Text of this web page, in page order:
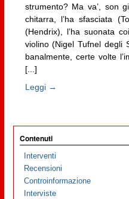
strumento? Ma va’, son
chitarra, l’ha sfasciata
(Hendrix), l’ha suonata
violino (Nigel Tufnel degli
banalmente, certe volte
[...]
Leggi →
Contenuti
Interventi
Recensioni
Controinformazione
Interviste